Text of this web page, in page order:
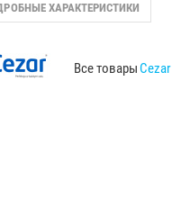
ХАРАКТЕРИСТИКИ
Все товарыCezar